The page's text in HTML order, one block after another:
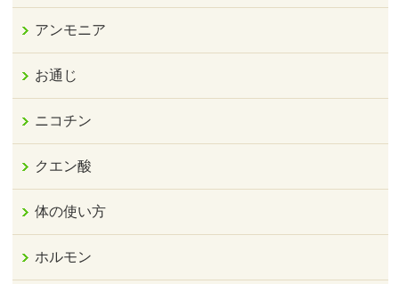
アンモニア
お通じ
ニコチン
クエン酸
体の使い方
ホルモン